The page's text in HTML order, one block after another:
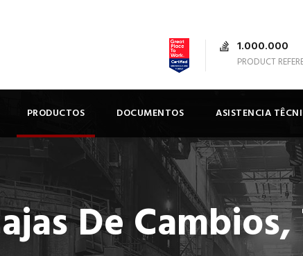
1.000.000
PRODUCT
PRODUCTOS DOCUMENTOS ASISTENCIA
De